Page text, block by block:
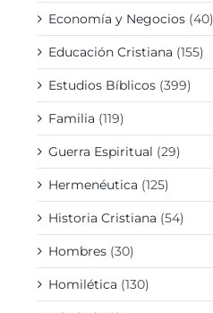
Economía y Negocios (40)
Educación Cristiana (155)
Estudios Bíblicos (399)
Familia (119)
Guerra Espiritual (29)
Hermenéutica (125)
Historia Cristiana (54)
Hombres (30)
Homilética (130)